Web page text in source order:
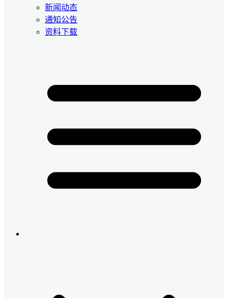
新闻动态
通知公告
资料下载